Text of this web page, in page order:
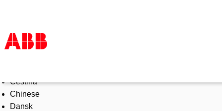
Products & Solutions
Industries
Services
Čeština
Chinese
Dansk